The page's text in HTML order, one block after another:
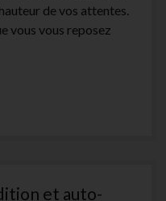
de vos attentes.
vous vous reposez
et auto-